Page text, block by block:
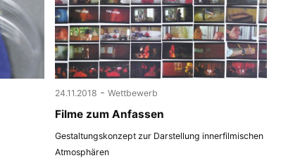
24.11.2018 - Wettbewerb
Filme zum Anfassen
Gestaltungskonzept zur Darstellung innerfilmischen
Atmosphären